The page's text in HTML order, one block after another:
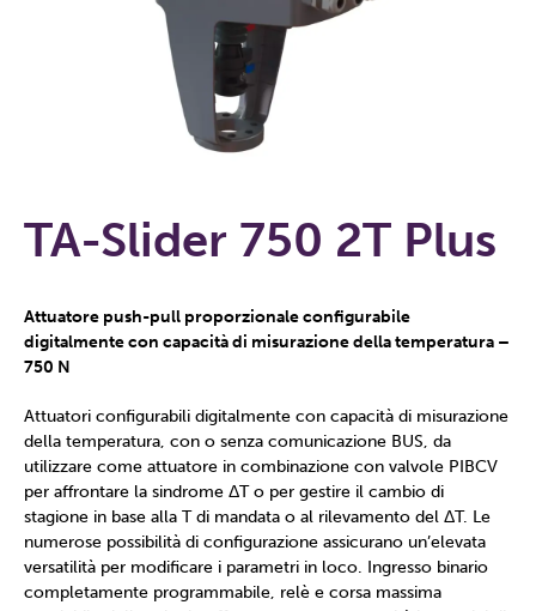
TA-Slider 750 2T Plus
Attuatore push-pull proporzionale configurabile
digitalmente con capacità di misurazione della temperatura –
750 N
Attuatori configurabili digitalmente con capacità di misurazione
della temperatura, con o senza comunicazione BUS, da
utilizzare come attuatore in combinazione con valvole PIBCV
per affrontare la sindrome ΔT o per gestire il cambio di
stagione in base alla T di mandata o al rilevamento del ΔT. Le
numerose possibilità di configurazione assicurano un’elevata
versatilità per modificare i parametri in loco. Ingresso binario
completamente programmabile, relè e corsa massima